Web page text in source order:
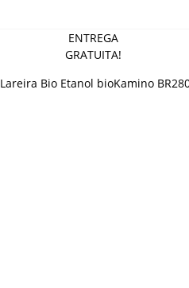
ENTREGA
GRATUITA!